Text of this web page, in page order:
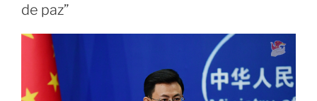
de paz”